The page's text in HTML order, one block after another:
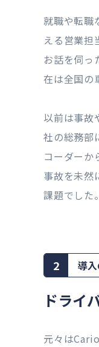
就職や転職
える営業担
お話を伺っ
在は全国の
以前は事故
社の総務部
コーダーか
事故を未然
課題でした。
2 導
ドライ
元々は